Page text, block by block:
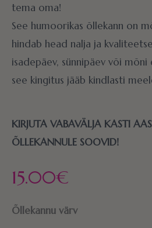
tema oma!
See humoorikas õllekann on
hindab head nalja ja
isadepäev, sünnipäev või
see kingitus jääb kindlasti
KIRJUTA VABAVÄLJA KASTI
ÕLLEKANNULE SOOVID!
15.00€
Õllekannu värv